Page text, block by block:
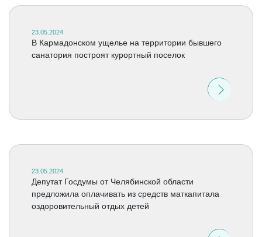
23.05.2024
В Кармадонском ущелье на территории бывшего
санатория построят курортный поселок
23.05.2024
Депутат Госдумы от Челябинской области
предложила оплачивать из средств маткапитала
оздоровительный отдых детей